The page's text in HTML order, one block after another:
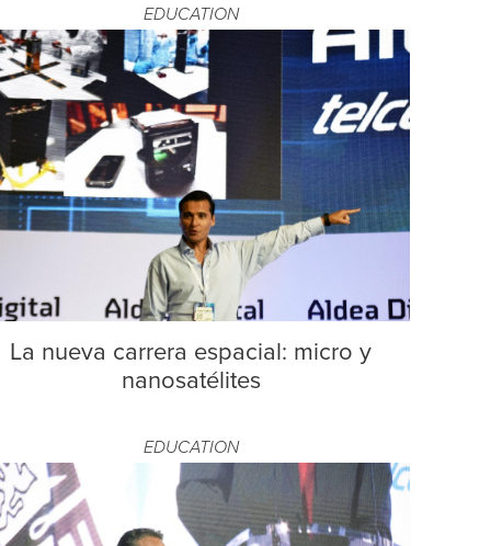
EDUCATION
La nueva carrera espacial: micro y
nanosatélites
EDUCATION